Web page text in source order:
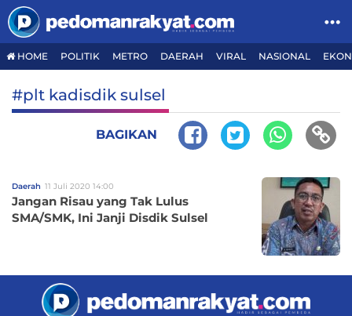
HOME POLITIK METRO DAERAH VIRAL NASIONAL
#plt kadisdik sulsel
BAGIKAN
Daerah 11 Juli 2020 14:00
Jangan Risau yang Tak Lulus
SMA/SMK, Ini Janji Disdik Sulsel